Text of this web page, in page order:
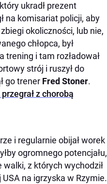
ukradł prezent
na komisariat policji, aby
okoliczności, lub nie,
chłopca, był
trening i tam rozładował
strój i ruszył do
go trener Fred Stoner.
z chorobą
i regularnie obijał worek
ogromnego potencjału,
walki, z których wychodził
na igrzyska w Rzymie.